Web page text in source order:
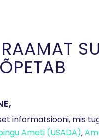
informatsiooni, mis
Ameti (USADA),